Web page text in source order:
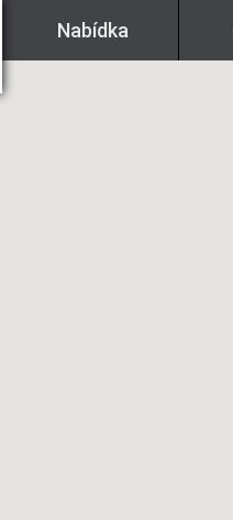
Nabídka